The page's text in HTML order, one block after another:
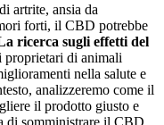
artrite, ansia da
forti, il CBD potrebbe
ricerca sugli effetti del
proprietari di animali
nella salute e
analizzeremo come il
il prodotto giusto e
di somministrare il CBD